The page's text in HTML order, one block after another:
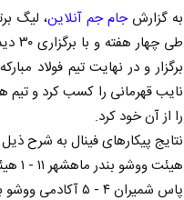
به گزارشجام جم آنلاین
برگزار و در نهایت تیم فولاد
نایب قهرمانی را کسب کرد و تیم
را از آن خود کرد.
نتایج پیکارهای فینال به شرح
هیئت ووشو بندر ماهشهر ۱۱ - ۱ هیئت ووشو البرز
پاس شمیران ۴ - ۵ آکادمی ووشو بتا صنعت